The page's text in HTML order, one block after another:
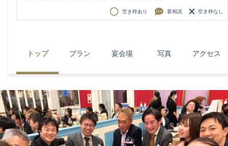
空き枠あり 要相談 空き枠なし
トップ プラン 宴会場 写真 アクセス